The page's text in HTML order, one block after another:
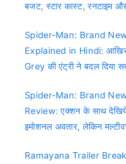
बजट, स्टार कास्ट, रनटाइम
Spider-Man: Brand
Explained in Hindi:
Grey की एंट्री ने बदल दिया
Spider-Man: Brand
Review: एक्शन के साथ
इमोशनल अवतार, लेकिन
Ramayana Trailer